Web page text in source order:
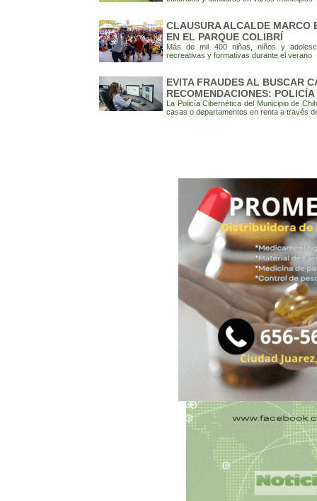
CLAUSURA ALCALDE MARCO
EN EL PARQUE COLIBRÍ
Más de mil 400 niñas, niños y
recreativas y formativas durante el verano
EVITA FRAUDES AL BUSCAR
RECOMENDACIONES:
La Policía Cibernética del Municipio de
casas o departamentos en renta a través